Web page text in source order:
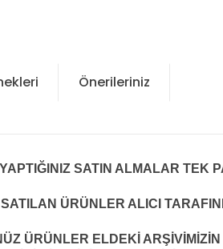
Önerileriniz
SATIN ALMALAR TEK
SATILAN ÜRÜNLER ALICI
ÜRÜNLER ELDEKİ